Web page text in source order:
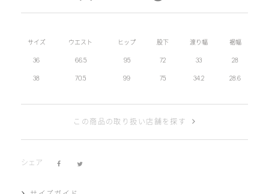
サイズ ウエスト ヒップ 股下 渡り幅 裾幅
36 66.5 95 72 33 28
38 70.5 99 75 34.2 28.6
この商品の取り扱い店舗を探す
シェア